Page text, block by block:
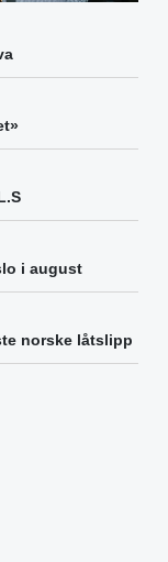
i august
norske låtslipp